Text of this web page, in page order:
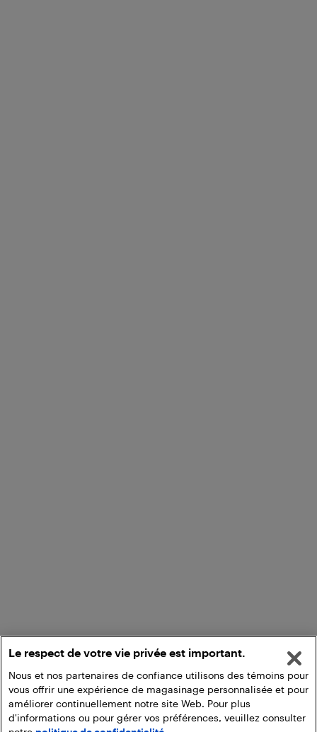
Le respect de votre vie privée est important.
Nous et nos partenaires de confiance utilisons des témoins pour
vous offrir une expérience de magasinage personnalisée et pour
améliorer continuellement notre site Web. Pour plus
d'informations ou pour gérer vos préférences, veuillez consulter